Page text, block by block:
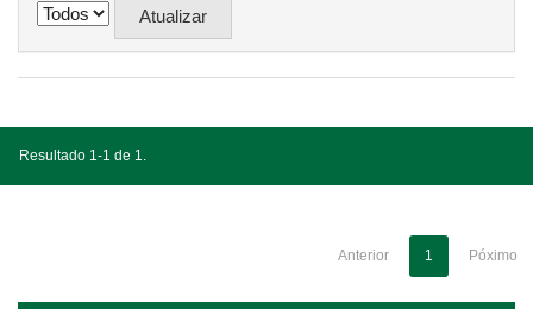
Resultado 1-1 de 1.
Anterior 1 Póximo